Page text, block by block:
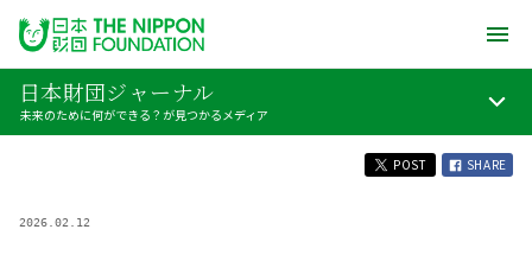
日本財団ジャーナル
未来のために何ができる？が見つかるメディア
POST SHARE
2026.02.12